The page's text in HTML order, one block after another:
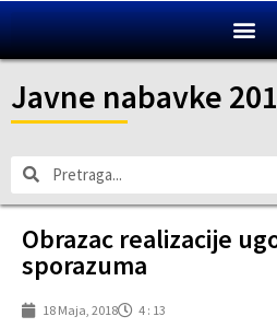
Javne nabavke
Obrazac realizacije
sporazuma
18 Maja, 2018 4 : 13